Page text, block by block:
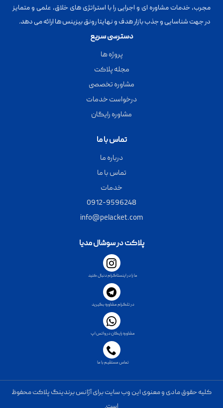
مجرب، خدمات مشاوره ای و اجرایی را با استراتژی های خلاق، علمی و متمایز
در جهت شناسایی و جذب بازار هدف و نهایتا رونق بیزینس ها ارائه می دهد.
دسترسی سریع
پروژه ها
مجله پلاکت
مشاوره تخصصی
درخواست خدمات
مشاوره رایگان
تماس با ما
درباره ما
تماس با ما
خدمات
0912-9596248
info@pelacket.com
پلاکت در سوشال مدیا
ما را در اینستاگرام دنبال کنید
در تلگرام مشاوره بگیرید
مشاوره رایگان در واتس اپ
تماس مستقیم با ما
کلیه حقوق مادی و معنوی این وب سایت برای آژانس برندینگ پلاکت محفوظ